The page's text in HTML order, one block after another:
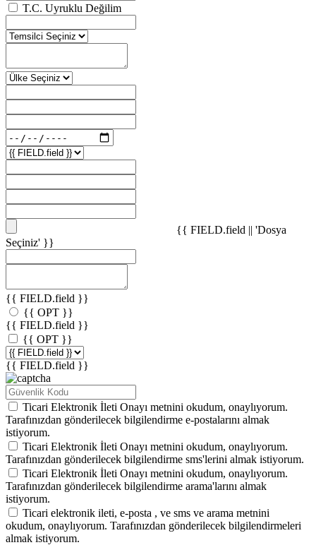
T.C. Uyruklu Değilim
{{ FIELD.field || 'Dosya
Seçiniz' }}
{{ FIELD.field }}
{{ OPT }}
{{ FIELD.field }}
{{ OPT }}
{{ FIELD.field }}
Ticari Elektronik İleti Onayı metnini okudum, onaylıyorum.
Tarafınızdan gönderilecek bilgilendirme e-postalarını almak
istiyorum.
Ticari Elektronik İleti Onayı metnini okudum, onaylıyorum.
Tarafınızdan gönderilecek bilgilendirme sms'lerini almak istiyorum.
Ticari Elektronik İleti Onayı metnini okudum, onaylıyorum.
Tarafınızdan gönderilecek bilgilendirme arama'larını almak
istiyorum.
Ticari elektronik ileti, e-posta , ve sms ve arama metnini
okudum, onaylıyorum. Tarafınızdan gönderilecek bilgilendirmeleri
almak istiyorum.